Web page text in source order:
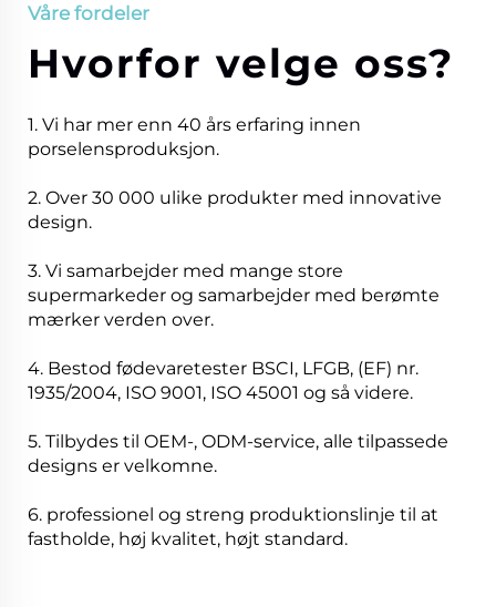
Våre fordeler
Hvorfor velge oss?
1. Vi har mer enn 40 års erfaring innen
porselensproduksjon.
2. Over 30 000 ulike produkter med innovative
design.
3. Vi samarbejder med mange store
supermarkeder og samarbejder med berømte
mærker verden over.
4. Bestod fødevaretester BSCI, LFGB, (EF) nr.
1935/2004, ISO 9001, ISO 45001 og så videre.
5. Tilbydes til OEM-, ODM-service, alle tilpassede
designs er velkomne.
6. professionel og streng produktionslinje til at
fastholde, høj kvalitet, højt standard.